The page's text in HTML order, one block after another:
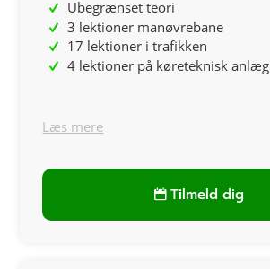
Ubegrænset teori
3 lektioner manøvrebane
17 lektioner i trafikken
4 lektioner på køreteknisk anlæg
Læs mere
Tilmeld dig